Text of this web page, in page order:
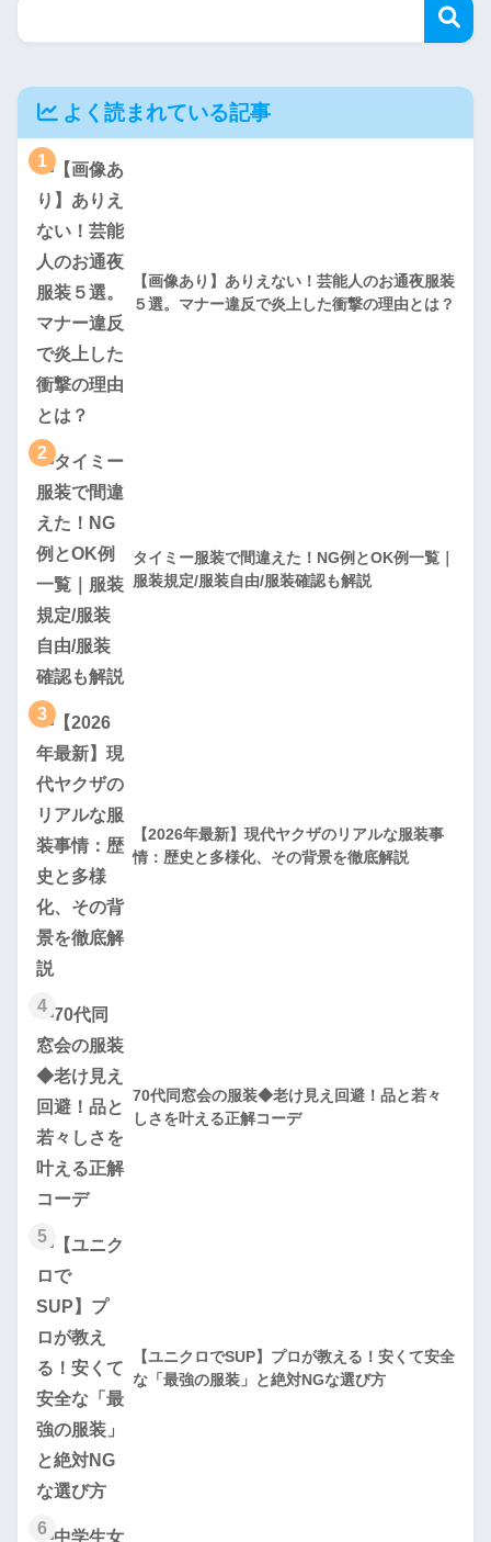
よく読まれている記事
1
【画像あり】ありえない！芸能人のお通夜服装
５選。マナー違反で炎上した衝撃の理由とは？
2
タイミー服装で間違えた！NG例とOK例一覧｜
服装規定/服装自由/服装確認も解説
3
【2026年最新】現代ヤクザのリアルな服装事
情：歴史と多様化、その背景を徹底解説
4
70代同窓会の服装◆老け見え回避！品と若々
しさを叶える正解コーデ
5
【ユニクロでSUP】プロが教える！安くて安全
な「最強の服装」と絶対NGな選び方
6